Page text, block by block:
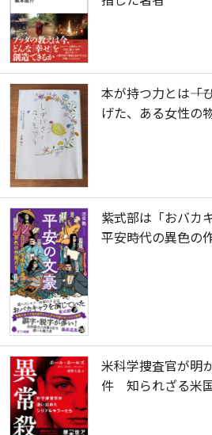
本が持つ力とは――
げた、ある女性の
紫式部は「おバカ
平安時代の異色の
米科学捜査官が明
件 知られざる米